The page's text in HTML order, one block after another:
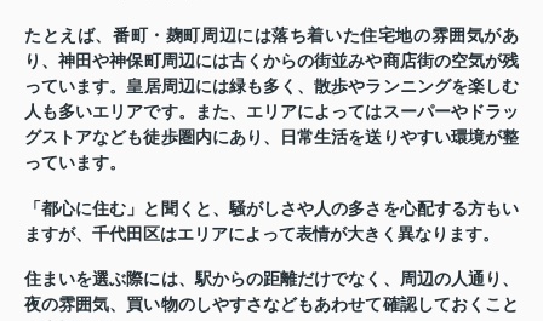
たとえば、 番町・麹町周辺 には落ち着いた住宅地の雰囲気があ
り、神田や神保町周辺 には古くからの街並みや商店街の空気が残
っています。 皇居周辺 には緑も多く、散歩やランニングを楽しむ
人も多いエリアです。また、エリアによってはスーパーやドラッ
グストアなども徒歩圏内にあり、日常生活を送りやすい環境が整
っています。
「都心に住む」と聞くと、騒がしさや人の多さを心配する方もい
ますが、千代田区はエリアによって表情が大きく異なります。
住まいを選ぶ際には、駅からの距離だけでなく、周辺の人通り、
夜の雰囲気、買い物のしやすさなどもあわせて確認しておくこと